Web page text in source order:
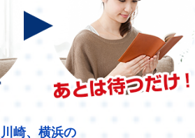
川崎、横浜の